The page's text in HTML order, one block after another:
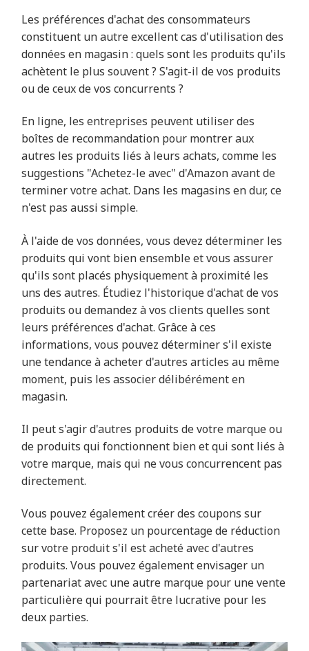
Les préférences d'achat des consommateurs
constituent un autre excellent cas d'utilisation des
données en magasin : quels sont les produits qu'ils
achètent le plus souvent ? S'agit-il de vos produits
ou de ceux de vos concurrents ?
En ligne, les entreprises peuvent utiliser des
boîtes de recommandation pour montrer aux
autres les produits liés à leurs achats, comme les
suggestions "Achetez-le avec" d'Amazon avant de
terminer votre achat. Dans les magasins en dur, ce
n'est pas aussi simple.
À l'aide de vos données, vous devez déterminer les
produits qui vont bien ensemble et vous assurer
qu'ils sont placés physiquement à proximité les
uns des autres. Étudiez l'historique d'achat de vos
produits ou demandez à vos clients quelles sont
leurs préférences d'achat. Grâce à ces
informations, vous pouvez déterminer s'il existe
une tendance à acheter d'autres articles au même
moment, puis les associer délibérément en
magasin.
Il peut s'agir d'autres produits de votre marque ou
de produits qui fonctionnent bien et qui sont liés à
votre marque, mais qui ne vous concurrencent pas
directement.
Vous pouvez également créer des coupons sur
cette base. Proposez un pourcentage de réduction
sur votre produit s'il est acheté avec d'autres
produits. Vous pouvez également envisager un
partenariat avec une autre marque pour une vente
particulière qui pourrait être lucrative pour les
deux parties.